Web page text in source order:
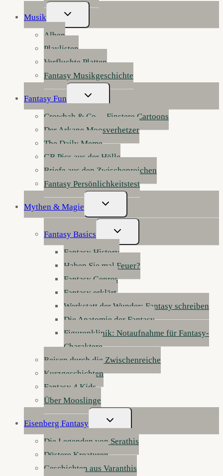
Musik
Untermenü
Umschalten
Alben
Playlisten
Verfluchte Platten
Fantasy Musikgeschichte
Fantasy Fun
Untermenü
Umschalten
Crowbah & Co. – Finstere Cartoons
Der Arkane Moosverhetzer
The Daily Meme
GB Pics aus der Hölle
Briefe aus den Zwischenreichen
Fantasy Persönlichkeitstest
Mythen & Magie
Untermenü
Umschalten
Fantasy Basics
Untermenü
Umschalten
Fantasy History
Haben Sie mal Feuer?
Fantasy Genres
Fantasy erklärt
Werkstatt der Wunder: Fantasy schreiben
Die Anatomie der Fantasy
Figurenklinik: Notaufnahme für Fantasy-
Charaktere
Reisen durch die Zwischenreiche
Kurzgeschichten
Fantasy 4 Kids
Über Mooslinge
Eisenberg Fantasy
Untermenü
Umschalten
Die Legenden von Serathis
Düstere Kreaturen
Geschichten aus Varanthis